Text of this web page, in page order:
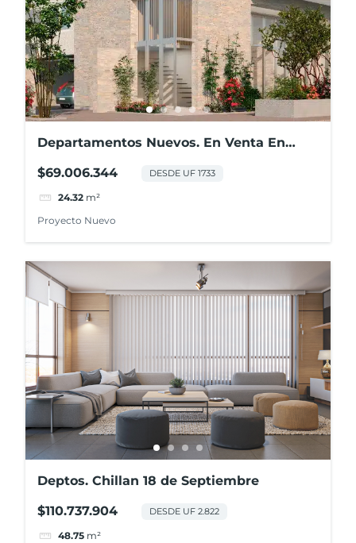
Departamentos Nuevos. En Venta En
$69.006.344 DESDE UF 1733
24.32 m²
Proyecto Nuevo
Deptos. Chillan 18 de Septiembre
$110.737.904 DESDE UF 2.822
48.75 m²